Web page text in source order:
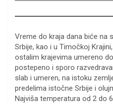
Vreme do kraja dana biće na
Srbije, kao i u Timočkoj
ostalim krajevima umereno
postepeno i sporo
slab i umeren, na istoku
predelima istočne Srbije i
Najviša temperatura od 2 do 6